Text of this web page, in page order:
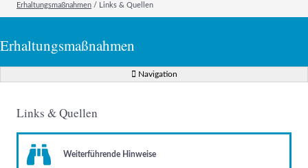
Erhaltungsmaßnahmen / Links & Quellen
Erhaltungsmaßnahmen
Navigation
Links & Quellen
Weiterführende Hinweise